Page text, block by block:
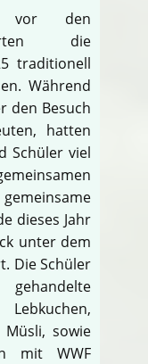
vor den
die
traditionell
Während
den Besuch
hatten
Schüler viel
dieses Jahr
unter dem
Die Schüler
Müsli, sowie
mit WWF